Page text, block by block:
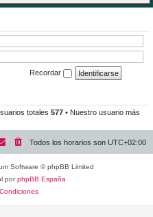
Recordar
totales 577 • Nuestro usuario más
Todos los horarios son UTC+02:00
Software © phpBB Limited
porphpBB España
Condiciones